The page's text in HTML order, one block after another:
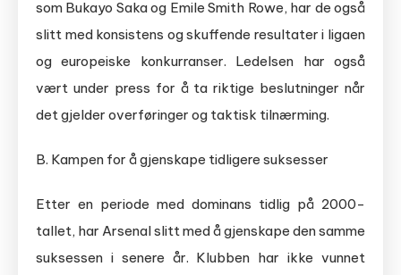
som Bukayo Saka og Emile Smith Rowe, har de også
slitt med konsistens og skuffende resultater i ligaen
og europeiske konkurranser. Ledelsen har også
vært under press for å ta riktige beslutninger når
det gjelder overføringer og taktisk tilnærming.
B. Kampen for å gjenskape tidligere suksesser
Etter en periode med dominans tidlig på 2000-
tallet, har Arsenal slitt med å gjenskape den samme
suksessen i senere år. Klubben har ikke vunnet